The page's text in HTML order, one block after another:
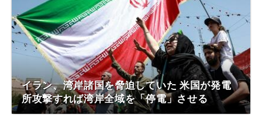
イラン、湾岸諸国を脅迫していた 米国が発電
所攻撃すれば湾岸全域を「停電」させる